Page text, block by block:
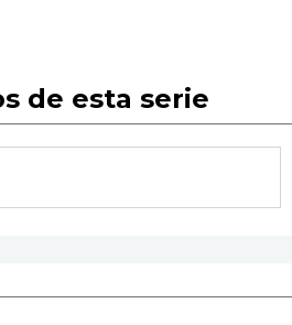
de esta serie